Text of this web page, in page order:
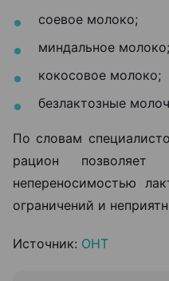
соевое молоко;
миндальное молоко;
кокосовое молоко;
безлактозные
По словам
рацион
непереносимостью
ограничений и
Источник: ОНТ